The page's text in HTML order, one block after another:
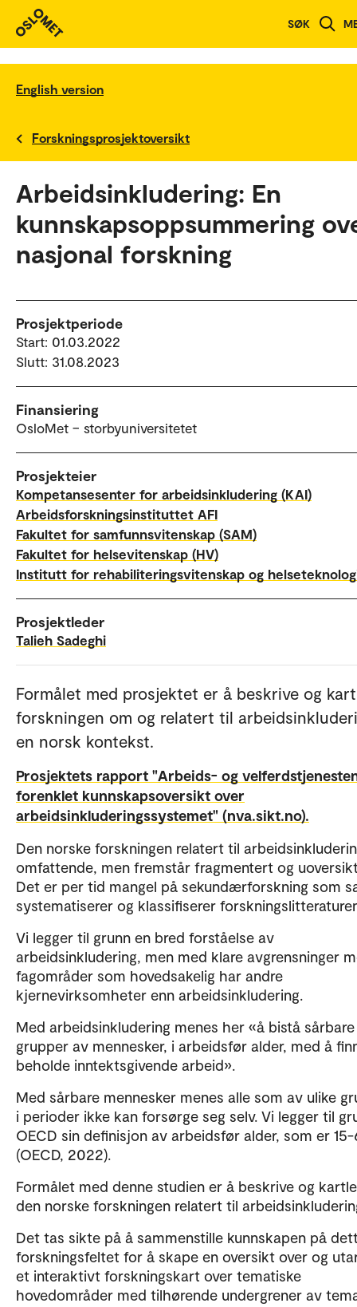
SØK
English version
Forskningsprosjektoversikt
Arbeidsinkludering: En
kunnskapsoppsummering
nasjonal forskning
Prosjektperiode
Start: 01.03.2022
Slutt: 31.08.2023
Finansiering
OsloMet – storbyuniversitetet
Prosjekteier
Kompetansesenter for arbeidsinkludering (KAI)
Arbeidsforskningsinstituttet AFI
Fakultet for samfunnsvitenskap (SAM)
Fakultet for helsevitenskap (HV)
Institutt for rehabiliteringsvitenskap og
Prosjektleder
Talieh Sadeghi
Formålet med prosjektet er å beskrive og
forskningen om og relatert til
en norsk kontekst.
Prosjektets rapport "Arbeids- og
forenklet kunnskapsoversikt over
arbeidsinkluderingssystemet" (nva.sikt.no).
Den norske forskningen relatert til
omfattende, men fremstår fragmentert og
Det er per tid mangel på sekundærforskning som
systematiserer og klassifiserer
Vi legger til grunn en bred forståelse av
arbeidsinkludering, men med klare avgrensninger
fagområder som hovedsakelig har andre
kjernevirksomheter enn arbeidsinkludering.
Med arbeidsinkludering menes her «å bistå sårbare
grupper av mennesker, i arbeidsfør alder, med å
beholde inntektsgivende arbeid».
Med sårbare mennesker menes alle som av ulike
i perioder ikke kan forsørge seg selv. Vi legger til
OECD sin definisjon av arbeidsfør alder, som er
(OECD, 2022).
Formålet med denne studien er å beskrive og
den norske forskningen relatert til
Det tas sikte på å sammenstille kunnskapen på
forskningsfeltet for å skape en oversikt over og
et interaktivt forskningskart over tematiske
hovedområder med tilhørende undergrener av